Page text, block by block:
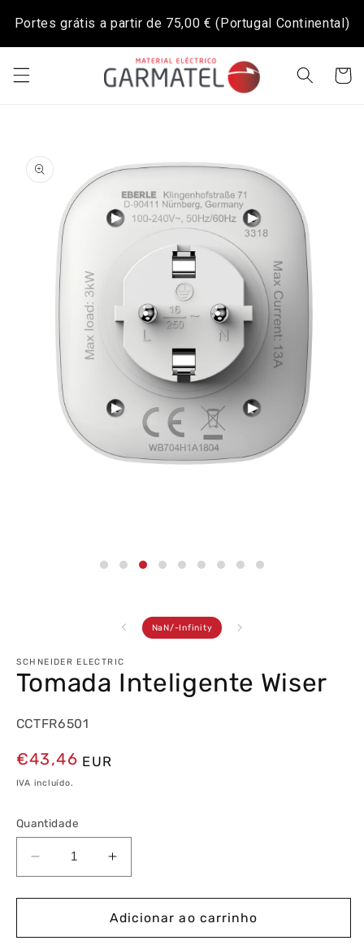
Portes grátis a partir de 75,00 € (Portugal Continental)
para o
conteúdo
informação
do produto
NaN/ de
-Infinity
SCHNEIDER ELECTRIC
Tomada Inteligente Wiser
CCTFR6501
Preço
normal
€43,46 EUR
IVA incluído.
Quantidade
Diminuir
a
quantidade
Tomada
Aumentar
a
quantidade
de
Tomada
Adicionar ao carrinho